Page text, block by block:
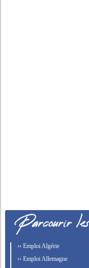
›› Emploi Algérie
›› Emploi Allemagne